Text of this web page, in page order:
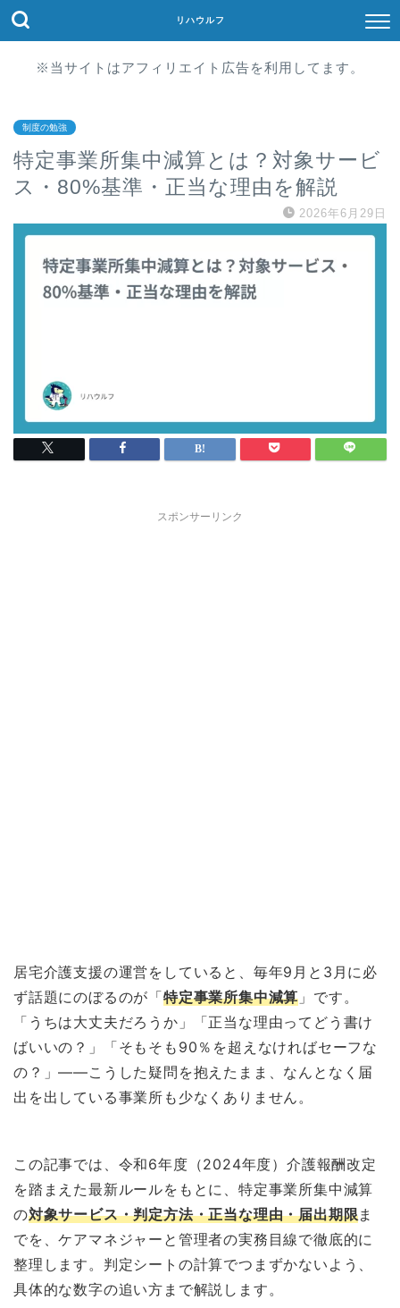
リハウルフ
※当サイトはアフィリエイト広告を利用してます。
制度の勉強
特定事業所集中減算とは？対象サービ
ス・80%基準・正当な理由を解説
2026年6月29日
スポンサーリンク
居宅介護支援の運営をしていると、毎年9月と3月に必
ず話題にのぼるのが「特定事業所集中減算 」です。
「うちは大丈夫だろうか」「正当な理由ってどう書け
ばいいの？」「そもそも90％を超えなければセーフな
の？」——こうした疑問を抱えたまま、なんとなく届
出を出している事業所も少なくありません。
この記事では、令和6年度（2024年度）介護報酬改定
を踏まえた最新ルールをもとに、特定事業所集中減算
の対象サービス・判定方法・正当な理由・届出期限ま
でを、ケアマネジャーと管理者の実務目線で徹底的に
整理します。判定シートの計算でつまずかないよう、
具体的な数字の追い方まで解説します。